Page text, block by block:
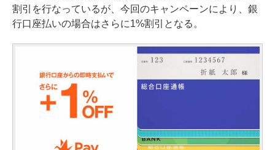
割引を行なっているが、今回のキャンペーンにより、銀
行口座払いの場合はさらに1%割引となる。